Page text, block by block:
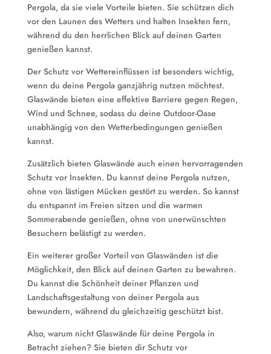
Pergola, da sie viele Vorteile bieten. Sie schützen dich
vor den Launen des Wetters und halten Insekten fern,
während du den herrlichen Blick auf deinen Garten
genießen kannst.
Der Schutz vor Wettereinflüssen ist besonders wichtig,
wenn du deine Pergola ganzjährig nutzen möchtest.
Glaswände bieten eine effektive Barriere gegen Regen,
Wind und Schnee, sodass du deine Outdoor-Oase
unabhängig von den Wetterbedingungen genießen
kannst.
Zusätzlich bieten Glaswände auch einen hervorragenden
Schutz vor Insekten. Du kannst deine Pergola nutzen,
ohne von lästigen Mücken gestört zu werden. So kannst
du entspannt im Freien sitzen und die warmen
Sommerabende genießen, ohne von unerwünschten
Besuchern belästigt zu werden.
Ein weiterer großer Vorteil von Glaswänden ist die
Möglichkeit, den Blick auf deinen Garten zu bewahren.
Du kannst die Schönheit deiner Pflanzen und
Landschaftsgestaltung von deiner Pergola aus
bewundern, während du gleichzeitig geschützt bist.
Also, warum nicht Glaswände für deine Pergola in
Betracht ziehen? Sie bieten dir Schutz vor